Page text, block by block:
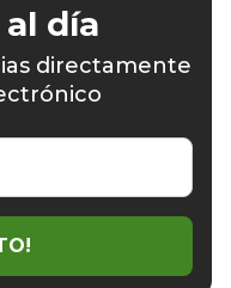
día
directamente